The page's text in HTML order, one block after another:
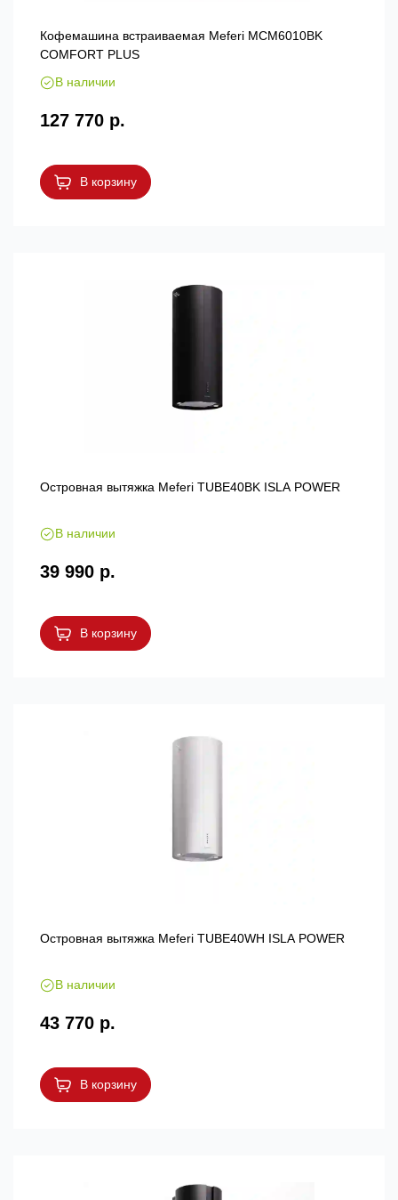
Кофемашина встраиваемая Meferi MCM6010BK
COMFORT PLUS
В наличии
127 770 р.
В корзину
Островная вытяжка Meferi TUBE40BK ISLA POWER
В наличии
39 990 р.
В корзину
Островная вытяжка Meferi TUBE40WH ISLA POWER
В наличии
43 770 р.
В корзину